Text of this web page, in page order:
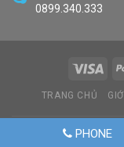
0899.340.333
TRANG CHỦ
Copyright
PHONE